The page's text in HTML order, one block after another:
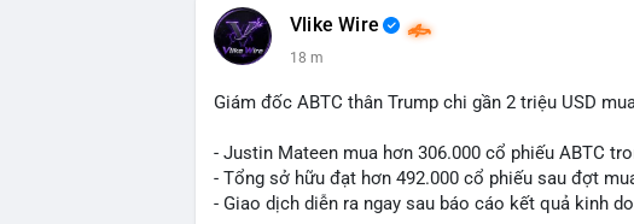
Vlike Wire
18 m
Giám đốc ABTC thân Trump chi gần 2 triệu USD
- Justin Mateen mua hơn 306.000 cổ phiếu ABTC
- Tổng sở hữu đạt hơn 492.000 cổ phiếu sau đợt
- Giao dịch diễn ra ngay sau báo cáo kết quả kinh